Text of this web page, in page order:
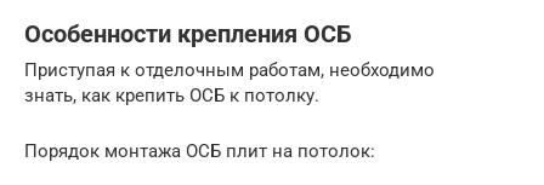
Особенности крепления ОСБ
Приступая к отделочным работам, необходимо
знать, как крепить ОСБ к потолку.
Порядок монтажа ОСБ плит на потолок: